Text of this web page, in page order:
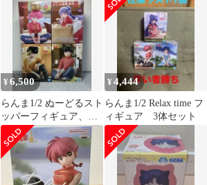
もぐ隊」
ね
¥6,500
らんま1/2 ぬーどるスト
ッパーフィギュア、他
4体セット
¥4,444
らんま1/2 Relax time フ
ィギュア 3体セット